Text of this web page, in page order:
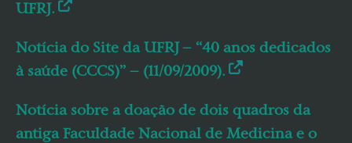
UFRJ.
Notícia do Site da UFRJ – “40 anos dedicados
à saúde (CCCS)” – (11/09/2009).
Notícia sobre a doação de dois quadros da
antiga Faculdade Nacional de Medicina e o